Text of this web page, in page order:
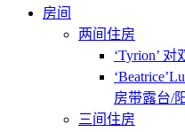
房间
两间住房
‘Tyrion’
房带露台/
三间住房